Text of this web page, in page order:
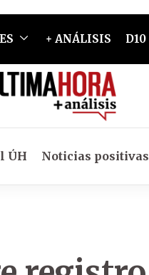
+ ANÁLISIS D10
ÚH Noticias positivas